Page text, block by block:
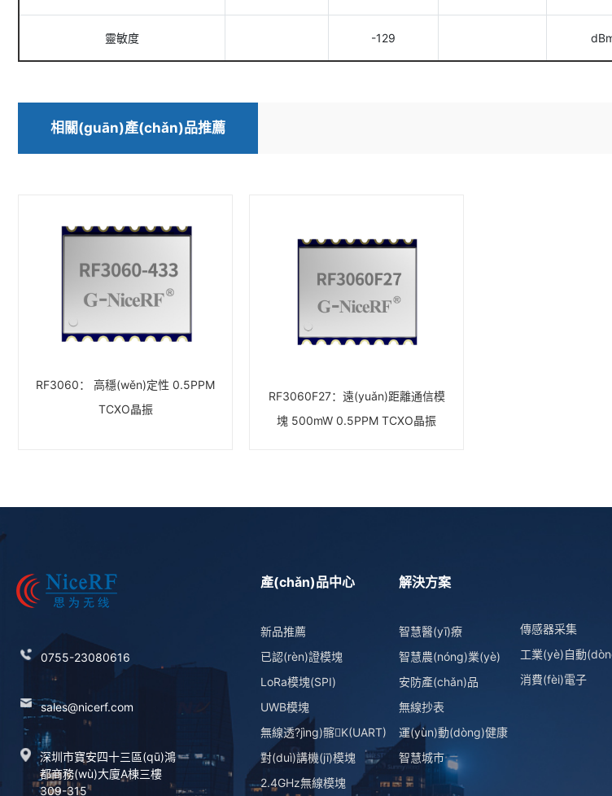
靈敏度 -129
相關(guān)產(chǎn)品推薦
RF3060： 高穩(wěn)定性 0.5PPM
TCXO晶振
RF3060F27：遠(yuǎn)距離通信模
塊 500mW 0.5PPM TCXO晶振
0755-23080616
sales@nicerf.com
深圳市寶安四十三區(qū)鴻
都商務(wù)大廈A棟三樓
309-315
產(chǎn)品中心
新品推薦
已認(rèn)證模塊
LoRa模塊(SPI)
UWB模塊
無線透?jìng)髂K(UART)
對(duì)講機(jī)模塊
2.4GHz無線模塊
解決方案
智慧醫(yī)療
智慧農(nóng)業(yè)
安防產(chǎn)品
無線抄表
運(yùn)動(dòng)健康
智慧城市
傳感器采集
工業(yè)自動
消費(fèi)電子